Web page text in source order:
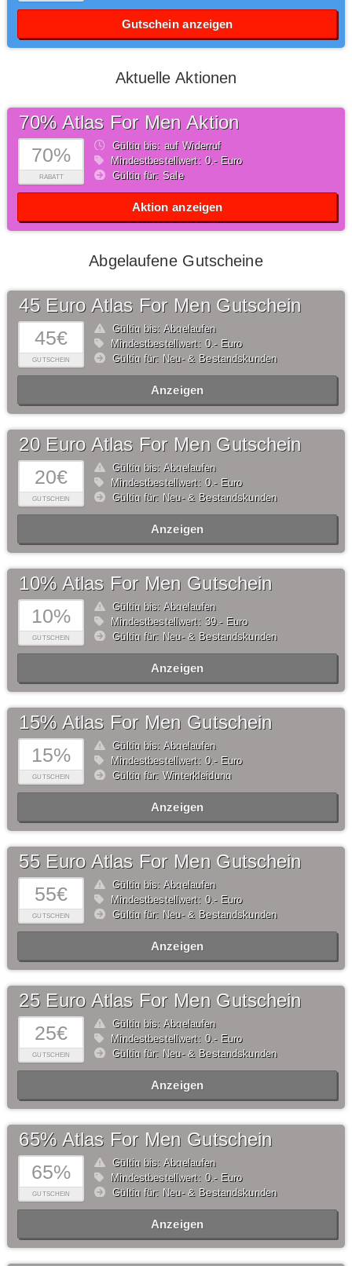
Gutschein anzeigen
Aktuelle Aktionen
70%
RABATT
70% Atlas For Men Aktion
Gültig bis: auf Widerruf
Mindestbestellwert: 0,- Euro
Gültig für: Sale
Aktion anzeigen
Abgelaufene Gutscheine
45€
GUTSCHEIN
45 Euro Atlas For Men Gutschein
Gültig bis: Abgelaufen
Mindestbestellwert: 0,- Euro
Gültig für: Neu- & Bestandskunden
Anzeigen
20€
GUTSCHEIN
20 Euro Atlas For Men Gutschein
Gültig bis: Abgelaufen
Mindestbestellwert: 0,- Euro
Gültig für: Neu- & Bestandskunden
Anzeigen
10%
GUTSCHEIN
10% Atlas For Men Gutschein
Gültig bis: Abgelaufen
Mindestbestellwert: 39,- Euro
Gültig für: Neu- & Bestandskunden
Anzeigen
15%
GUTSCHEIN
15% Atlas For Men Gutschein
Gültig bis: Abgelaufen
Mindestbestellwert: 0,- Euro
Gültig für: Winterkleidung
Anzeigen
55€
GUTSCHEIN
55 Euro Atlas For Men Gutschein
Gültig bis: Abgelaufen
Mindestbestellwert: 0,- Euro
Gültig für: Neu- & Bestandskunden
Anzeigen
25€
GUTSCHEIN
25 Euro Atlas For Men Gutschein
Gültig bis: Abgelaufen
Mindestbestellwert: 0,- Euro
Gültig für: Neu- & Bestandskunden
Anzeigen
65%
GUTSCHEIN
65% Atlas For Men Gutschein
Gültig bis: Abgelaufen
Mindestbestellwert: 0,- Euro
Gültig für: Neu- & Bestandskunden
Anzeigen